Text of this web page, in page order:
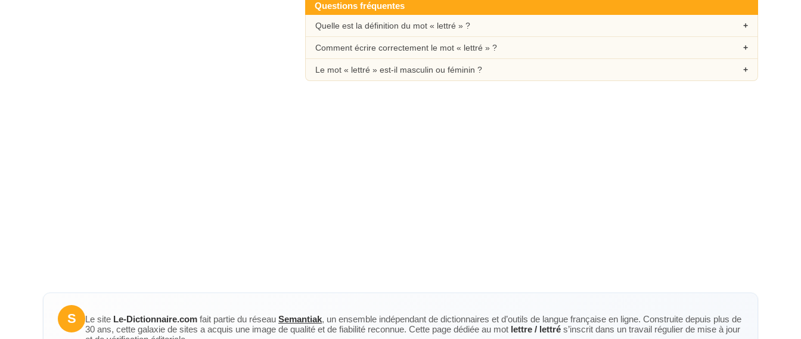
Questions fréquentes
Quelle est la définition du mot « lettré » ?
Comment écrire correctement le mot « lettré » ?
Le mot « lettré » est-il masculin ou féminin ?
S Le site Le-Dictionnaire.com fait partie du réseau Semantiak, un ensemble indépendant de dictionnaires et d’outils de langue française en ligne. Construite depuis plus de
30 ans, cette galaxie de sites a acquis une image de qualité et de fiabilité reconnue. Cette page dédiée au mot lettre / lettré s’inscrit dans un travail régulier de mise à jour